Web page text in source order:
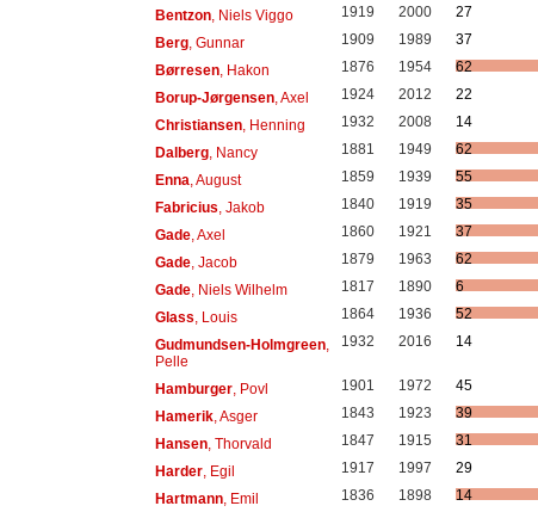
Bentzon, Niels Viggo 1919 2000
27
Berg, Gunnar 1909 1989
37
Børresen, Hakon 1876 1954
62
Borup-Jørgensen, Axel 1924 2012
22
Christiansen, Henning 1932 2008
14
Dalberg, Nancy 1881 1949
62
Enna , August 1859 1939
55
Fabricius , Jakob 1840 1919
35
Gade, Axel 1860 1921
37
Gade, Jacob 1879 1963
62
Gade, Niels Wilhelm 1817 1890
6
Glass , Louis 1864 1936
52
Gudmundsen-Holmgreen,
Pelle
1932 2016 14
Hamburger, Povl 1901 1972
45
Hamerik, Asger 1843 1923
39
Hansen, Thorvald 1847 1915
31
Harder, Egil 1917 1997
29
Hartmann, Emil 1836 1898
14